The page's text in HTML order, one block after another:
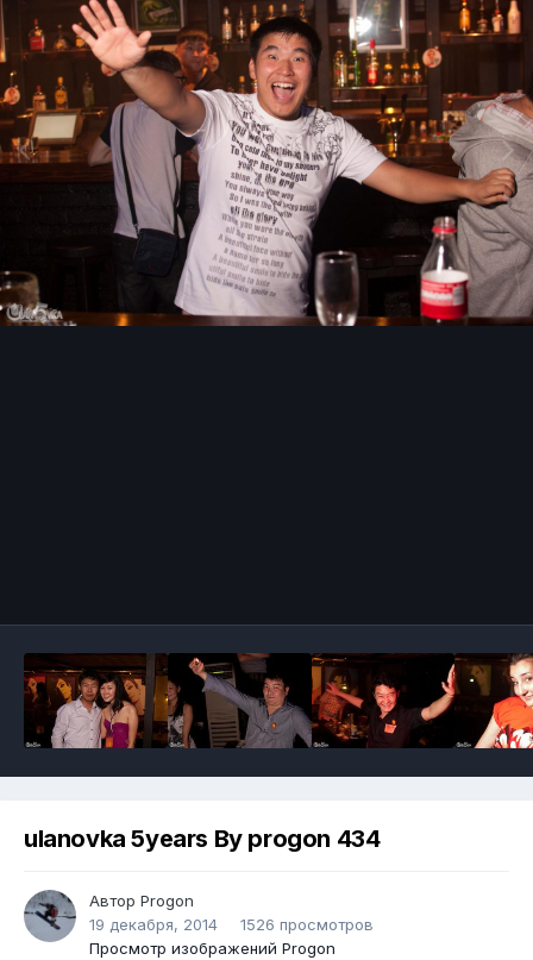
ulanovka 5years By progon 434
Автор Progon
19 декабря, 2014
1526 просмотров
Просмотр изображений Progon